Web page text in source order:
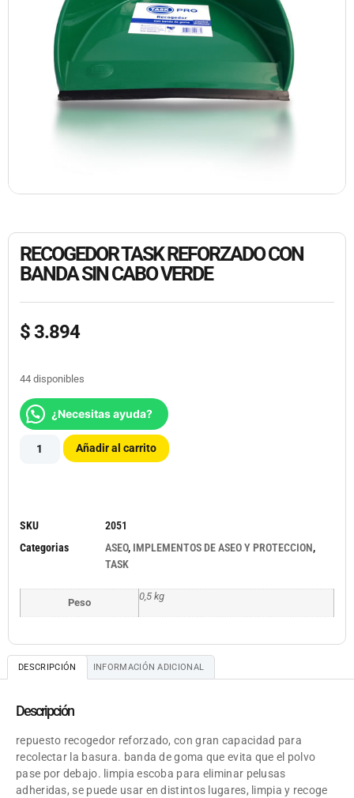
RECOGEDOR TASK REFORZADO CON
BANDA SIN CABO VERDE
$3.894
44 disponibles
¿Necesitas ayuda?
Añadir al carrito
SKU
2051
Categorias
ASEO, IMPLEMENTOS DE ASEO Y PROTECCION,
TASK
Peso
0,5 kg
DESCRIPCIÓN INFORMACIÓN ADICIONAL
Descripción
repuesto recogedor reforzado, con gran capacidad para
recolectar la basura. banda de goma que evita que el polvo
pase por debajo. limpia escoba para eliminar pelusas
adheridas, se puede usar en distintos lugares, limpia y recoge